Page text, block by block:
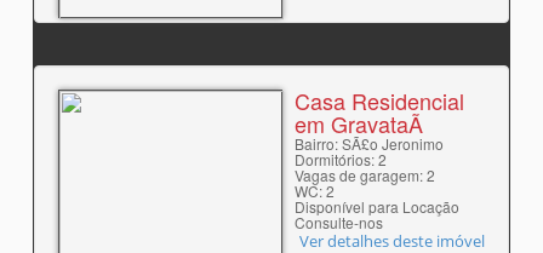
Casa Residencial
em GravataÃ­
Bairro: SÃ£o Jeronimo
Dormitórios: 2
Vagas de garagem: 2
WC: 2
Disponível para Locação
Consulte-nos
Ver detalhes deste imóvel